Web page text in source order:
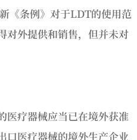
《条例》对于LDT的使用范
对外提供和销售，但并未对
医疗器械应当已在境外获准
口医疗器械的境外生产企业